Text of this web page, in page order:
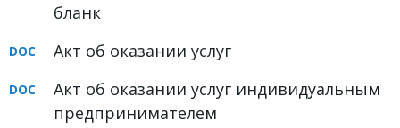
бланк
Акт об оказании услуг
Акт об оказании услуг индивидуальным
предпринимателем
ЮРИДИЧЕСКИЙ ФОРУМ
+7 (800) 511-86-74
Для всех регионов РФ